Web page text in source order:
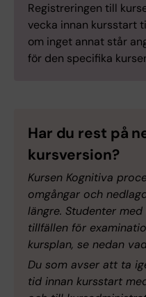
Registreringen till
vecka innan kursstart
om inget annat står
för den specifika
Har du rest på
kursversion?
Kursen Kognitiva
omgångar och
längre. Studenter
tillfällen för
kursplan, se nedan
Du som avser att ta
tid innan kursstart